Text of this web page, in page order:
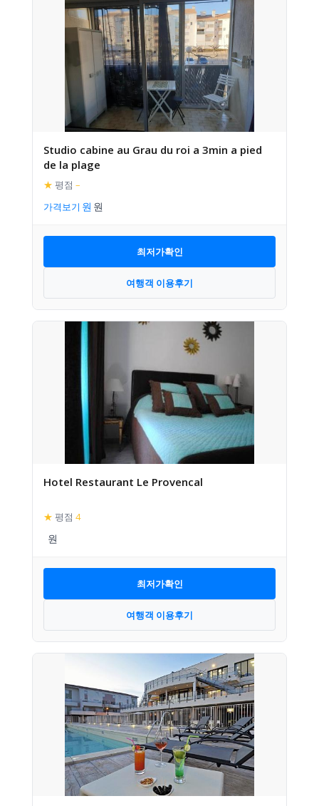
Studio cabine au Grau du roi a 3min a pied
de la plage
★ 평점 –
가격보기
최저가확인
여행객 이용후기
Hotel Restaurant Le Provencal
★ 평점 4
최저가확인
여행객 이용후기